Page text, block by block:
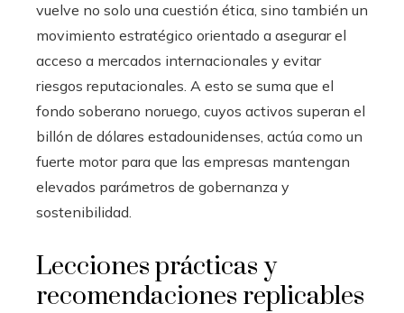
vuelve no solo una cuestión ética, sino también un
movimiento estratégico orientado a asegurar el
acceso a mercados internacionales y evitar
riesgos reputacionales. A esto se suma que el
fondo soberano noruego, cuyos activos superan el
billón de dólares estadounidenses, actúa como un
fuerte motor para que las empresas mantengan
elevados parámetros de gobernanza y
sostenibilidad.
Lecciones prácticas y
recomendaciones replicables